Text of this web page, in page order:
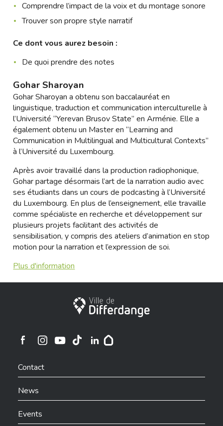
Comprendre l’impact de la voix et du montage sonore
Trouver son propre style narratif
Ce dont vous aurez besoin :
De quoi prendre des notes
Gohar Sharoyan
Gohar Sharoyan a obtenu son baccalauréat en
linguistique, traduction et communication interculturelle à
l’Université “Yerevan Brusov State” en Arménie. Elle a
également obtenu un Master en “Learning and
Communication in Multilingual and Multicultural Contexts”
à l’Université du Luxembourg.
Après avoir travaillé dans la production radiophonique,
Gohar partage désormais l’art de la narration audio avec
ses étudiants dans un cours de podcasting à l’Université
du Luxembourg. En plus de l’enseignement, elle travaille
comme spécialiste en recherche et développement sur
plusieurs projets facilitant des activités de
sensibilisation, y compris des ateliers d’animation en stop
motion pour la narration et l’expression de soi.
Plus d'information
City of Differdange
Ville de Differdange sur Instagram
Contact
News
Events